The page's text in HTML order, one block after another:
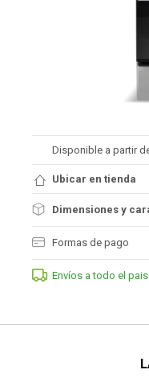
Disponible a partir
Ubicar en tienda
Dimensiones y
Formas de pago
Envíos a todo el pais